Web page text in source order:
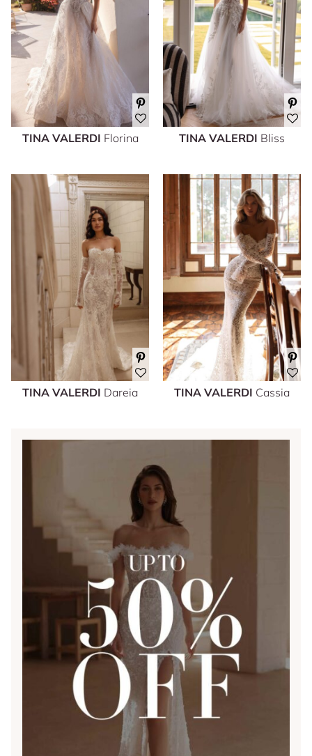
TINA VALERDI Florina TINA VALERDI Bliss
TINA VALERDI Dareia TINA VALERDI Cassia